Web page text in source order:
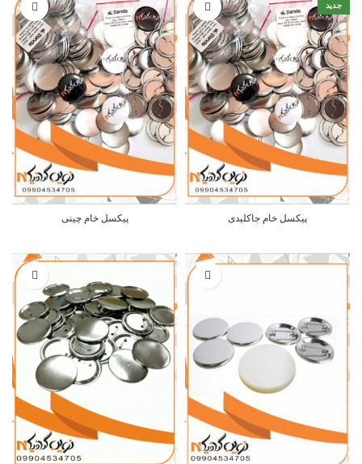
جدید
پیکسل خام جاکلیدی پیکسل خام چینی